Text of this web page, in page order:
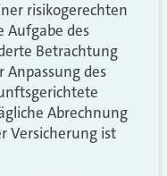
risikogerechten
Aufgabe des
Betrachtung
Anpassung des
Abrechnung
Versicherung ist